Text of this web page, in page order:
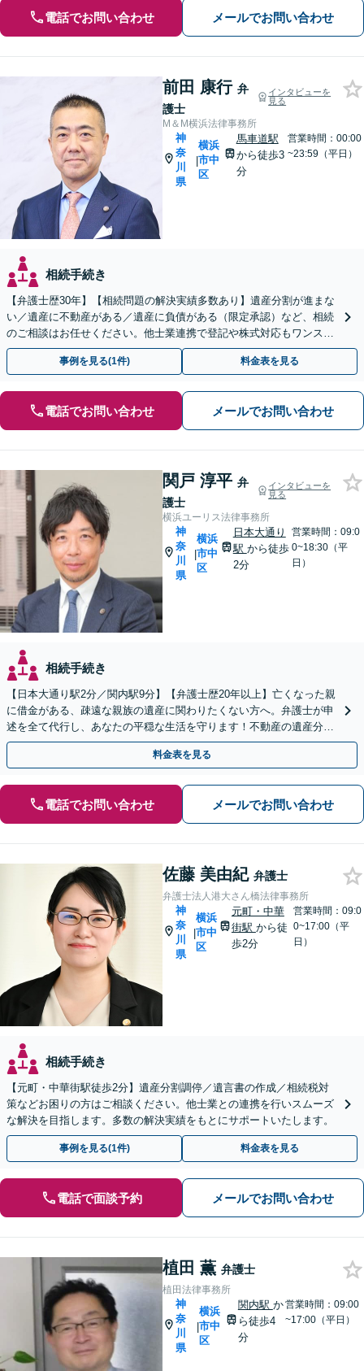
電話でお問い合わせ メールでお問い合わせ
前田 康行 弁
護士
インタビューを
見る
M＆M横浜法律事務所
神
奈
川
県
|
横浜
市中
区
馬車道駅
から徒歩3
分
営業時間：00:00
~23:59（平日）
相続手続き
【弁護士歴30年】【相続問題の解決実績多数あり】遺産分割が進まな
い／遺産に不動産がある／遺産に負債がある（限定承認）など、相続
のご相談はお任せください。他士業連携で登記や株式対応もワンスト
ップ対応します【土日祝対応可】【関内4分】
事例を見る(1件) 料金表を見る
電話でお問い合わせ メールでお問い合わせ
関戸 淳平 弁
護士
インタビューを
見る
横浜ユーリス法律事務所
神
奈
川
県
|
横浜
市中
区
日本大通り
駅 から徒歩
2分
営業時間：09:0
0~18:30（平
日）
相続手続き
【日本大通り駅2分／関内駅9分】【弁護士歴20年以上】亡くなった親
に借金がある、疎遠な親族の遺産に関わりたくない方へ。弁護士が申
述を全て代行し、あなたの平穏な生活を守ります！不動産の遺産分割
や遺留分問題も実績豊富【夜間や休日相談も対応可能】
料金表を見る
電話でお問い合わせ メールでお問い合わせ
佐藤 美由紀 弁護士
弁護士法人港大さん橋法律事務所
神
奈
川
県
|
横浜
市中
区
元町・中華
街駅 から徒
歩2分
営業時間：09:0
0~17:00（平
日）
相続手続き
【元町・中華街駅徒歩2分】遺産分割調停／遺言書の作成／相続税対
策などお困りの方はご相談ください。他士業との連携を行いスムーズ
な解決を目指します。多数の解決実績をもとにサポートいたします。
事例を見る(1件) 料金表を見る
電話で面談予約 メールでお問い合わせ
植田 薫 弁護士
植田法律事務所
神
奈
川
県
|
横浜
市中
区
関内駅 か
ら徒歩4
分
営業時間：09:00
~17:00（平日）